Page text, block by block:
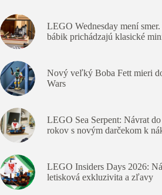
LEGO Wednesday mení
bábik prichádzajú klasické
Nový veľký Boba Fett mieri
Wars
LEGO Sea Serpent: Návrat
rokov s novým darčekom k
LEGO Insiders Days 2026:
letisková exkluzivita a zľavy